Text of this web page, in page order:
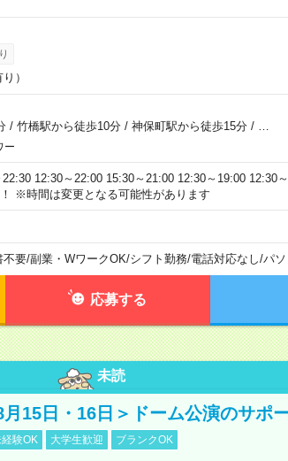
）
/ 竹橋駅から徒歩10分/ 神保町駅から徒歩15分/
ー
12:30～22:00 15:30～21:00 12:30～19:00 12:30
※時間は変更となる可能性があります
不要/副業・WワークOK/シフト勤務/電話対応なし/パ
応募する
未読
15日・16日＞ドーム公演のサポ
験OK 大学生歓迎 ブランクOK